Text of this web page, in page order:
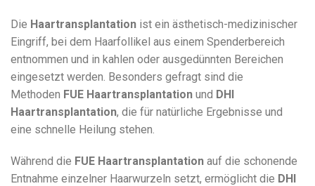
Die Haartransplantation ist ein ästhetisch-medizinischer
Eingriff, bei dem Haarfollikel aus einem Spenderbereich
entnommen und in kahlen oder ausgedünnten Bereichen
eingesetzt werden. Besonders gefragt sind die
Methoden FUE Haartransplantation und DHI
Haartransplantation, die für natürliche Ergebnisse und
eine schnelle Heilung stehen.
Während die FUE Haartransplantation auf die schonende
Entnahme einzelner Haarwurzeln setzt, ermöglicht die DHI